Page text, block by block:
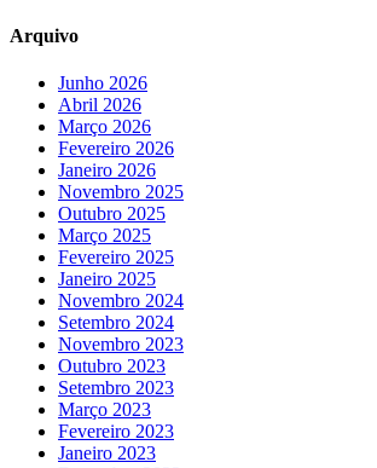
Arquivo
Junho 2026
Abril 2026
Março 2026
Fevereiro 2026
Janeiro 2026
Novembro 2025
Outubro 2025
Março 2025
Fevereiro 2025
Janeiro 2025
Novembro 2024
Setembro 2024
Novembro 2023
Outubro 2023
Setembro 2023
Março 2023
Fevereiro 2023
Janeiro 2023